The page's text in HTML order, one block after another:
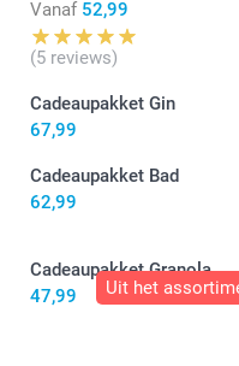
Vanaf 52,99
(5 reviews)
Cadeaupakket Gin
67,99
Cadeaupakket Bad
62,99
Uit het
Cadeaupakket Granola
47,99